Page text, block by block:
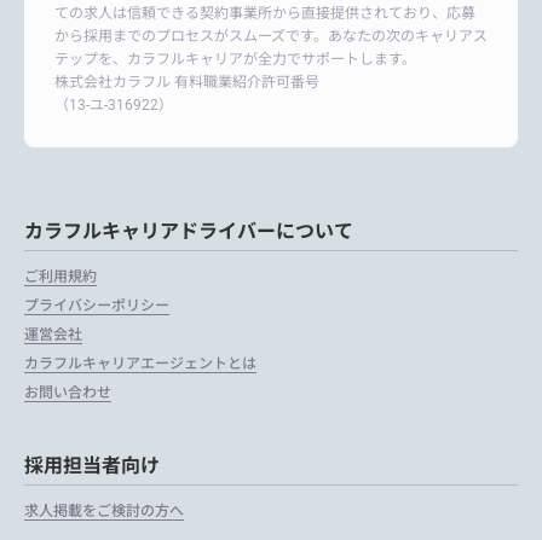
ての求人は信頼できる契約事業所から直接提供されており、応募
から採用までのプロセスがスムーズです。あなたの次のキャリアス
テップを、カラフルキャリアが全力でサポートします。
株式会社カラフル 有料職業紹介許可番号
（13-ユ-316922）
カラフルキャリアドライバーについて
ご利用規約
プライバシーポリシー
運営会社
カラフルキャリアエージェントとは
お問い合わせ
採用担当者向け
求人掲載をご検討の方へ